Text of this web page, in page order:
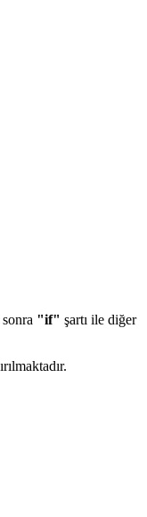
"if" şartı ile diğer